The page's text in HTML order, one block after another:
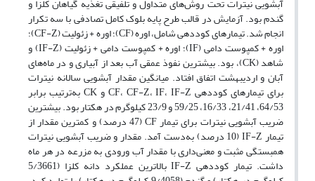
آبشویی نیترات تحت روش‌های متداول و تلفیقی تغذیه گیاهان کلزا و
گندم بود. آزمایش در قالب طرح پایه بلوک کامل تصادفی با سه تکرار
انجام شد. تیمارهای کوددهی شامل، اوره (CF)؛ اوره + زئولیت (CF-Z)؛
اوره + کمپوست دامی (IF)؛ اوره + کمپوست دامی + زئولیت (IF-Z) و
شاهد (CK)، بود. بیشترین نفوذ عمقی آب بعد از آبیاری و در ماه‌های
آبان و اردیبهشت اتفاق افتاد. میانگین مقدار آبشویی سالانه نیترات
برای تیمارهای کوددهی CF، CF-Z، IF، IF-Z و CK به‌ترتیب برابر
64/53، 21/41، 16/33، 59/25 و 23/9 کیلوگرم در هکتار بود. بیشترین
ضریب آبشویی نیترات برای تیمار CF (47 درصد) و کمترین مقدار از
تیمار IF-Z (10 درصد) به‌دست آمد. مقدار و ضریب آبشویی نیترات
همبستگی مثبت و معنی‌داری با مقدار آب ورودی به مزرعه در هر ماه
داشت. تیمار کوددهی IF-Z بالاترین عملکرد دانه کلزا (5/3661